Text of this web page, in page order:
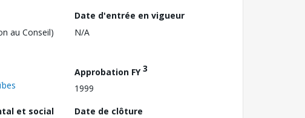
au Conseil)
Date d'entrée en vigueur
N/A
Approbation FY3
1999
et social
Date de clôture